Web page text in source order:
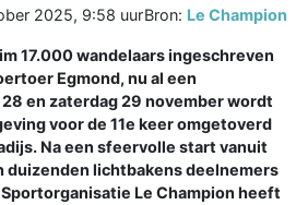
2025, 9:58 uurBron: Le Champion
17.000 wandelaars ingeschreven
Egmond, nu al een
en zaterdag 29 november wordt
voor de 11e keer omgetoverd
Na een sfeervolle start vanuit
duizenden lichtbakens deelnemers
Le Champion heeft